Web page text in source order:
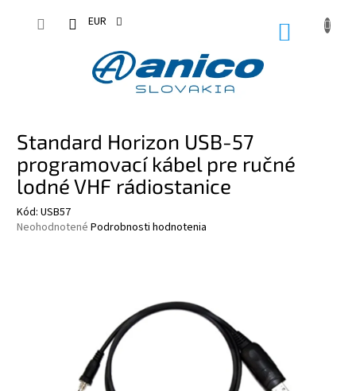
EUR
Standard Horizon USB-57
programovací kábel pre ručné
lodné VHF rádiostanice
Kód: USB57
Priemerné
Neohodnotené Podrobnosti hodnotenia